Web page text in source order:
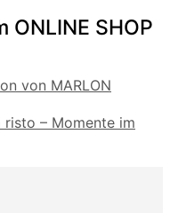
ONLINE SHOP
von MARLON
– Momente im